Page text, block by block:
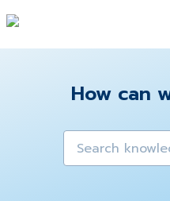
How can